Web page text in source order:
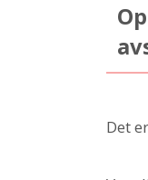
Det